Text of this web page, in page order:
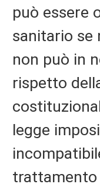
può essere
sanitario se
non può in
rispetto
legge
trattamento